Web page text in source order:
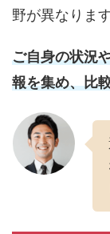
野が異なります
ご自身の状況
報を集め、比